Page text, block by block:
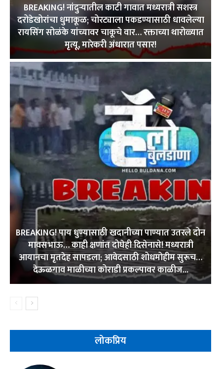
BREAKING! नांदुऱ्यातील काटी गावात मध्यरात्री सशस्त्र
दरोडेखोरांचा धुमाकूळ; चोरट्याला पकडण्यासाठी धावलेल्या
रायसिंग सोळंके यांच्यावर चाकूचे वार… रक्ताच्या थारोळ्यात
मृत्यू, मारेकरी अंधारात पसार!
BREAKING! पाय धुण्यासाठी खदानीच्या पाण्यात उतरले दोन
मावसभाऊ… काही क्षणांत दोघेही दिसेनासे! मध्यरात्री
आयानचा मृतदेह सापडला; आवेदसाठी शोधमोहीम सुरूच…
देऊळगाव माळीच्या कोराडी प्रकल्पावर काळीज...
लोकप्रिय